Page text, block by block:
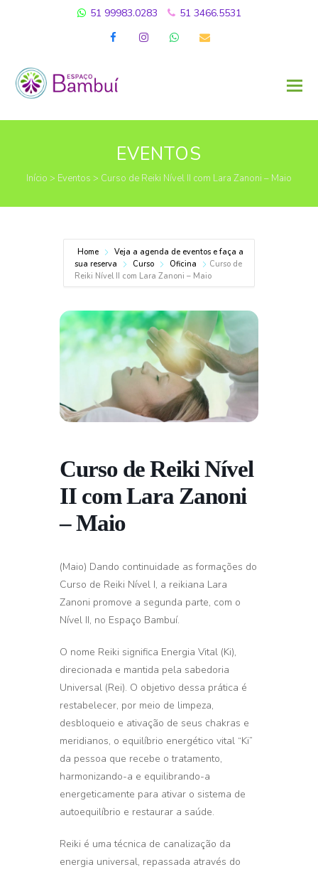
51 99983.0283 51 3466.5531
FacebookInstagramWhatsapp
Email
EVENTOS
Início > Eventos > Curso de Reiki Nível II com Lara Zanoni – Maio
Home
Veja a agenda de eventos e faça a
sua reserva
Curso Oficina
Curso de
Reiki Nível II com Lara Zanoni – Maio
Curso de Reiki Nível
II com Lara Zanoni
– Maio
(Maio) Dando continuidade as formações do
Curso de Reiki Nível I, a reikiana Lara
Zanoni promove a segunda parte, com o
Nível II, no Espaço Bambuí.
O nome Reiki significa Energia Vital (Ki),
direcionada e mantida pela sabedoria
Universal (Rei). O objetivo dessa prática é
restabelecer, por meio de limpeza,
desbloqueio e ativação de seus chakras e
meridianos, o equilíbrio energético vital “Ki”
da pessoa que recebe o tratamento,
harmonizando-a e equilibrando-a
energeticamente para ativar o sistema de
autoequilíbrio e restaurar a saúde.
Reiki é uma técnica de canalização da
energia universal, repassada através do